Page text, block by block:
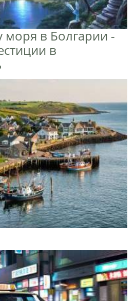
моря в Болгарии -
в